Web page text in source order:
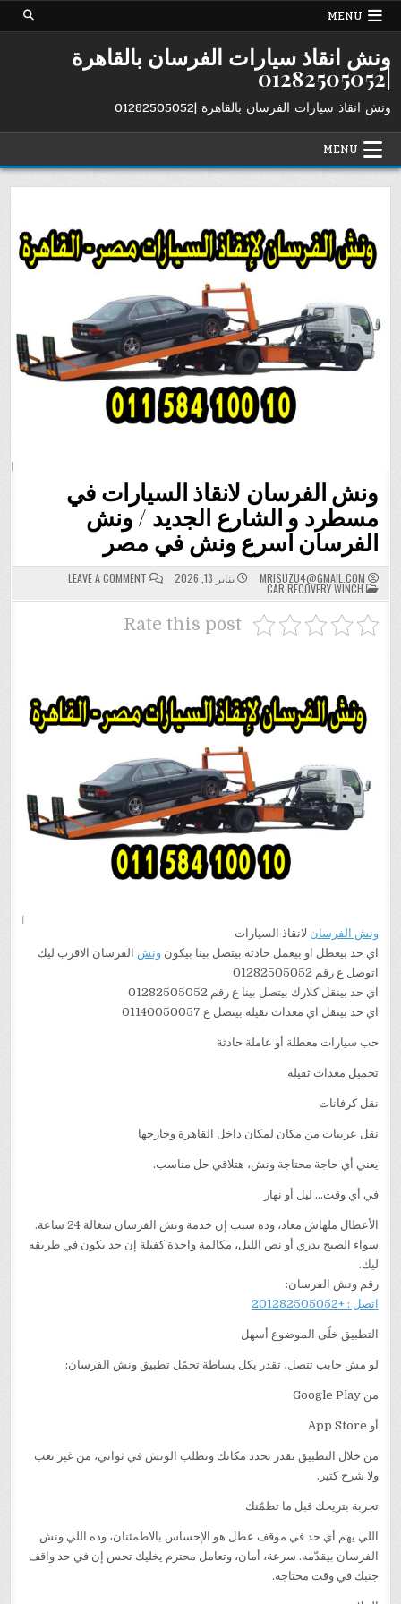
Skip
MENU
ونش انقاذ سيارات الفرسان بالقاهرة
|01282505052
ونش انقاذ سيارات الفرسان بالقاهرة |01282505052
MENU
ونش الفرسان لانقاذ السيارات في
مسطرد و الشارع الجديد / ونش
الفرسان اسرع ونش في مصر
MRISUZU4@GMAIL.COM يناير 13, 2026 LEAVE A COMMENT
ON
ونش
الفرسان
ونش
الفرسان
اسرع
ونش
POSTED
IN
CAR RECOVERY WINCH
Rate this post
ونش الفرسان لانقاذ السيارات
اي حد بيعطل او بيعمل حادثة بيتصل بينا بيكونونش الفرسان الاقرب ليك
اتوصل ع رقم 01282505052
اي حد بينقل كلارك بيتصل بينا ع رقم 01282505052
اي حد بينقل اي معدات تقيله بيتصل ع 01140050057
حب سيارات معطلة أو عاملة حادثة
تحميل معدات ثقيلة
نقل كرفانات
نقل عربيات من مكان لمكان داخل القاهرة وخارجها
يعني أي حاجة محتاجة ونش، هتلاقي حل مناسب.
في أي وقت… ليل أو نهار
الأعطال ملهاش معاد، وده سبب إن خدمة ونش الفرسان شغالة 24 ساعة.
سواء الصبح بدري أو نص الليل، مكالمة واحدة كفيلة إن حد يكون في طريقه
ليك.
رقم ونش الفرسان:
اتصل : +201282505052
التطبيق خلّى الموضوع أسهل
لو مش حابب تتصل، تقدر بكل بساطة تحمّل تطبيق ونش الفرسان:
من Google Play
أو App Store
من خلال التطبيق تقدر تحدد مكانك وتطلب الونش في ثواني، من غير تعب
ولا شرح كتير.
تجربة بتريحك قبل ما تطمّنك
اللي يهم أي حد في موقف عطل هو الإحساس بالاطمئنان، وده اللي ونش
الفرسان بيقدّمه. سرعة، أمان، وتعامل محترم يخليك تحس إن في حد واقف
جنبك في وقت محتاجه.